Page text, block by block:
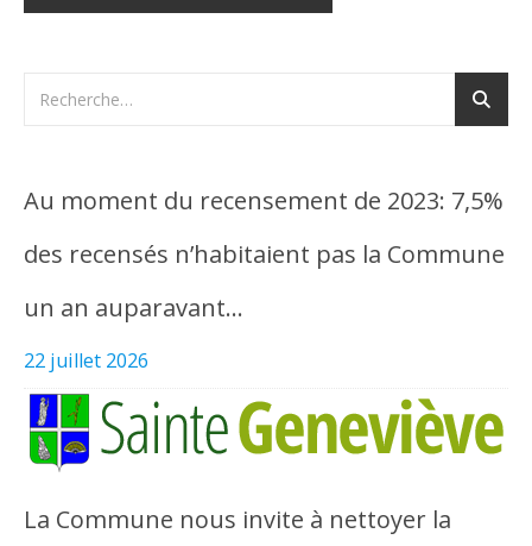
Au moment du recensement de 2023: 7,5%
des recensés n’habitaient pas la Commune
un an auparavant…
22 juillet 2026
La Commune nous invite à nettoyer la